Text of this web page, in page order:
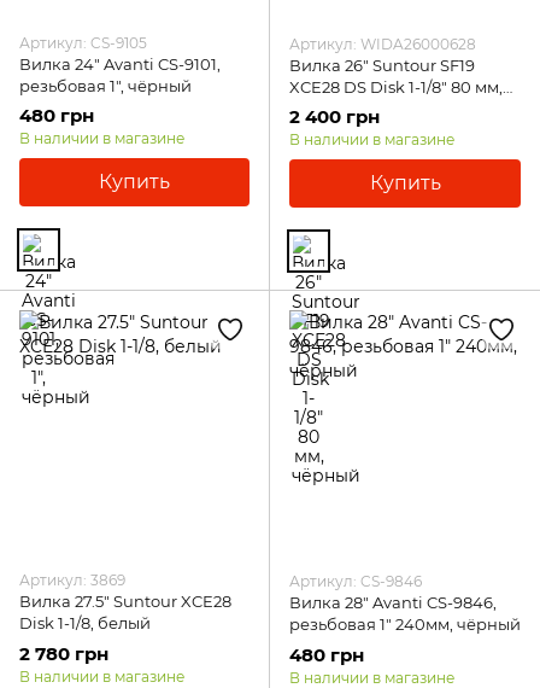
Артикул: CS-9105
Вилка 24" Avanti CS-9101,
резьбовая 1", чёрный
480 грн
В наличии в магазине
Купить
Артикул: WIDA26000628
Вилка 26" Suntour SF19
XCE28 DS Disk 1-1/8" 80 мм,
чёрный
2 400 грн
В наличии в магазине
Купить
Артикул: 3869
Вилка 27.5" Suntour XCE28
Disk 1-1/8, белый
2 780 грн
В наличии в магазине
Артикул: CS-9846
Вилка 28" Avanti CS-9846,
резьбовая 1" 240мм, чёрный
480 грн
В наличии в магазине